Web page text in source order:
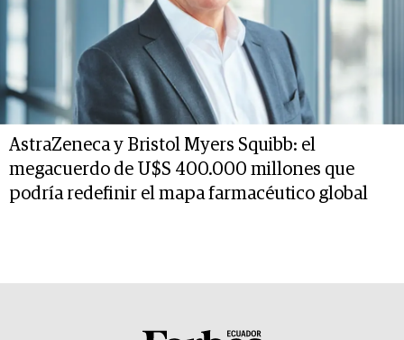
AstraZeneca y Bristol Myers Squibb: el
megacuerdo de U$S 400.000 millones que
podría redefinir el mapa farmacéutico global